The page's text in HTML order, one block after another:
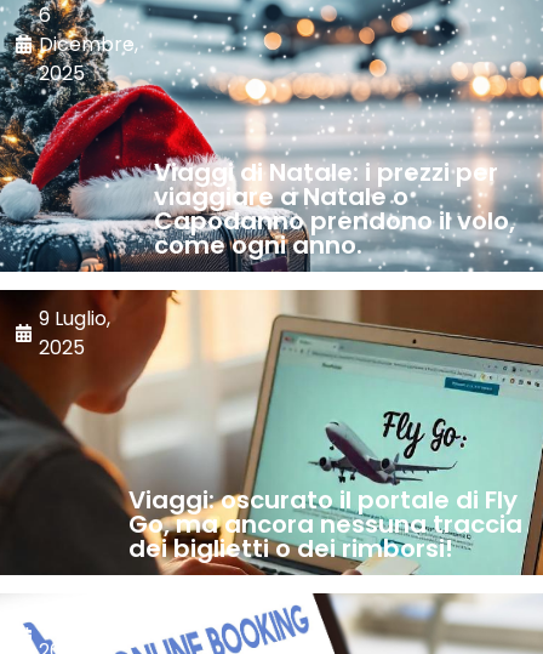
6
Dicembre,
2025
Viaggi di Natale: i prezzi per
viaggiare a Natale o
Capodanno prendono il volo,
come ogni anno.
9 Luglio,
2025
Viaggi: oscurato il portale di Fly
Go, ma ancora nessuna traccia
dei biglietti o dei rimborsi!